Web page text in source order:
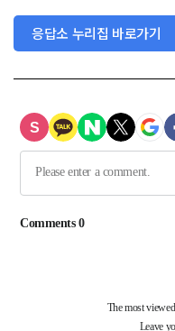
응답소 누리집 바로가기